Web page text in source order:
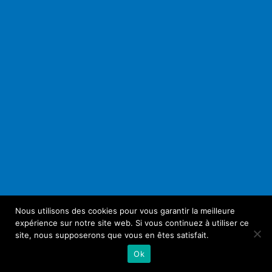
Nous utilisons des cookies pour vous garantir la meilleure
expérience sur notre site web. Si vous continuez à utiliser ce
site, nous supposerons que vous en êtes satisfait.
Ok